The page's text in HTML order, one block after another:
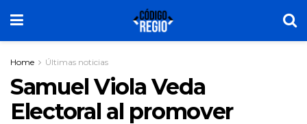
Home Últimas noticias
Samuel Viola Veda
Electoral al promover